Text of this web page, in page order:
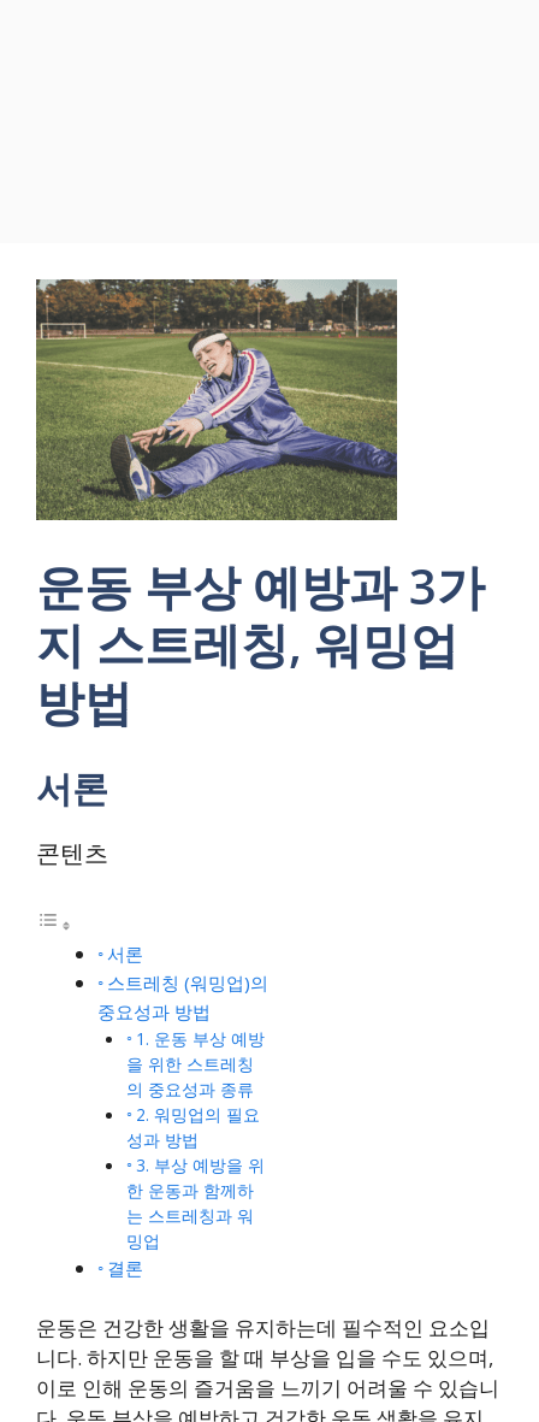
운동 부상 예방과 3가
지 스트레칭, 워밍업
방법
서론
콘텐츠
서론
스트레칭 (워밍업)의
중요성과 방법
1. 운동 부상 예방
을 위한 스트레칭
의 중요성과 종류
2. 워밍업의 필요
성과 방법
3. 부상 예방을 위
한 운동과 함께하
는 스트레칭과 워
밍업
결론
운동은 건강한 생활을 유지하는데 필수적인 요소입
니다. 하지만 운동을 할 때 부상을 입을 수도 있으며,
이로 인해 운동의 즐거움을 느끼기 어려울 수 있습니